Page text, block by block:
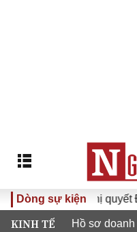
Dòng sự kiện
Đưa Nghị quyết Đại hội
KINH TẾ Hồ sơ